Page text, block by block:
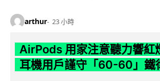
arthur 23 小時
AirPods 用家注意聽力響紅
耳機用戶謹守「60-60」鐵